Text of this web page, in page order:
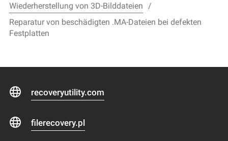
Wiederherstellung von 3D-Bilddateien
Reparatur von beschädigten .MA-Dateien bei defekten
Festplatten
recoveryutility.com
filerecovery.pl